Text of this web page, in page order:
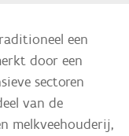
een
door een
sectoren
van de
melkveehouderij,